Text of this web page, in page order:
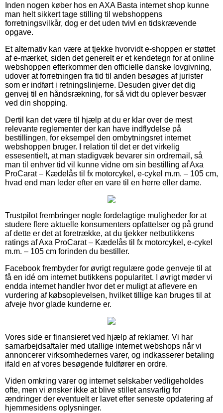
Inden nogen køber hos en AXA Basta internet shop kunne
man helt sikkert tage stilling til webshoppens
forretningsvilkår, dog er det uden tvivl en tidskrævende
opgave.
Et alternativ kan være at tjekke hvorvidt e-shoppen er støttet
af e-mærket, siden det generelt er et kendetegn for at online
webshoppen efterkommer den officielle danske lovgivning,
udover at forretningen fra tid til anden besøges af jurister
som er indført i retningslinjerne. Desuden giver det dig
genvej til en håndsrækning, for så vidt du oplever besvær
ved din shopping.
Dertil kan det være til hjælp at du er klar over de mest
relevante reglementer der kan have indflydelse på
bestillingen, for eksempel den ombytningsret internet
webshoppen bruger. I relation til det er det virkelig
essesentielt, at man stadigvæk bevarer sin ordremail, så
man til enhver tid vil kunne vidne om sin bestilling af Axa
ProCarat – Kædelås til fx motorcykel, e-cykel m.m. – 105 cm,
hvad end man leder efter en vare til en herre eller dame.
Trustpilot frembringer nogle fordelagtige muligheder for at
studere flere aktuelle konsumenters opfattelser og på grund
af dette er det at foretrække, at du tjekker netbutikkens
ratings af Axa ProCarat – Kædelås til fx motorcykel, e-cykel
m.m. – 105 cm forinden du bestiller.
Facebook frembyder for øvrigt regulære gode genveje til at
få en idé om internet butikkens popularitet. I øvrigt møder vi
endda internet handler hvor det er muligt at aflevere en
vurdering af købsoplevelsen, hvilket tillige kan bruges til at
afveje hvor glade kunderne er.
Vores side er finansieret ved hjælp af reklamer. Vi har
samarbejdsaftaler med utallige internet webshops når vi
annoncerer virksomhedernes varer, og indkasserer betaling
ifald en af vores besøgende fuldfører en ordre.
Viden omkring varer og internet selskaber vedligeholdes
ofte, men vi ønsker ikke at blive stillet ansvarlig for
ændringer der eventuelt er lavet efter seneste opdatering af
hjemmesidens oplysninger.